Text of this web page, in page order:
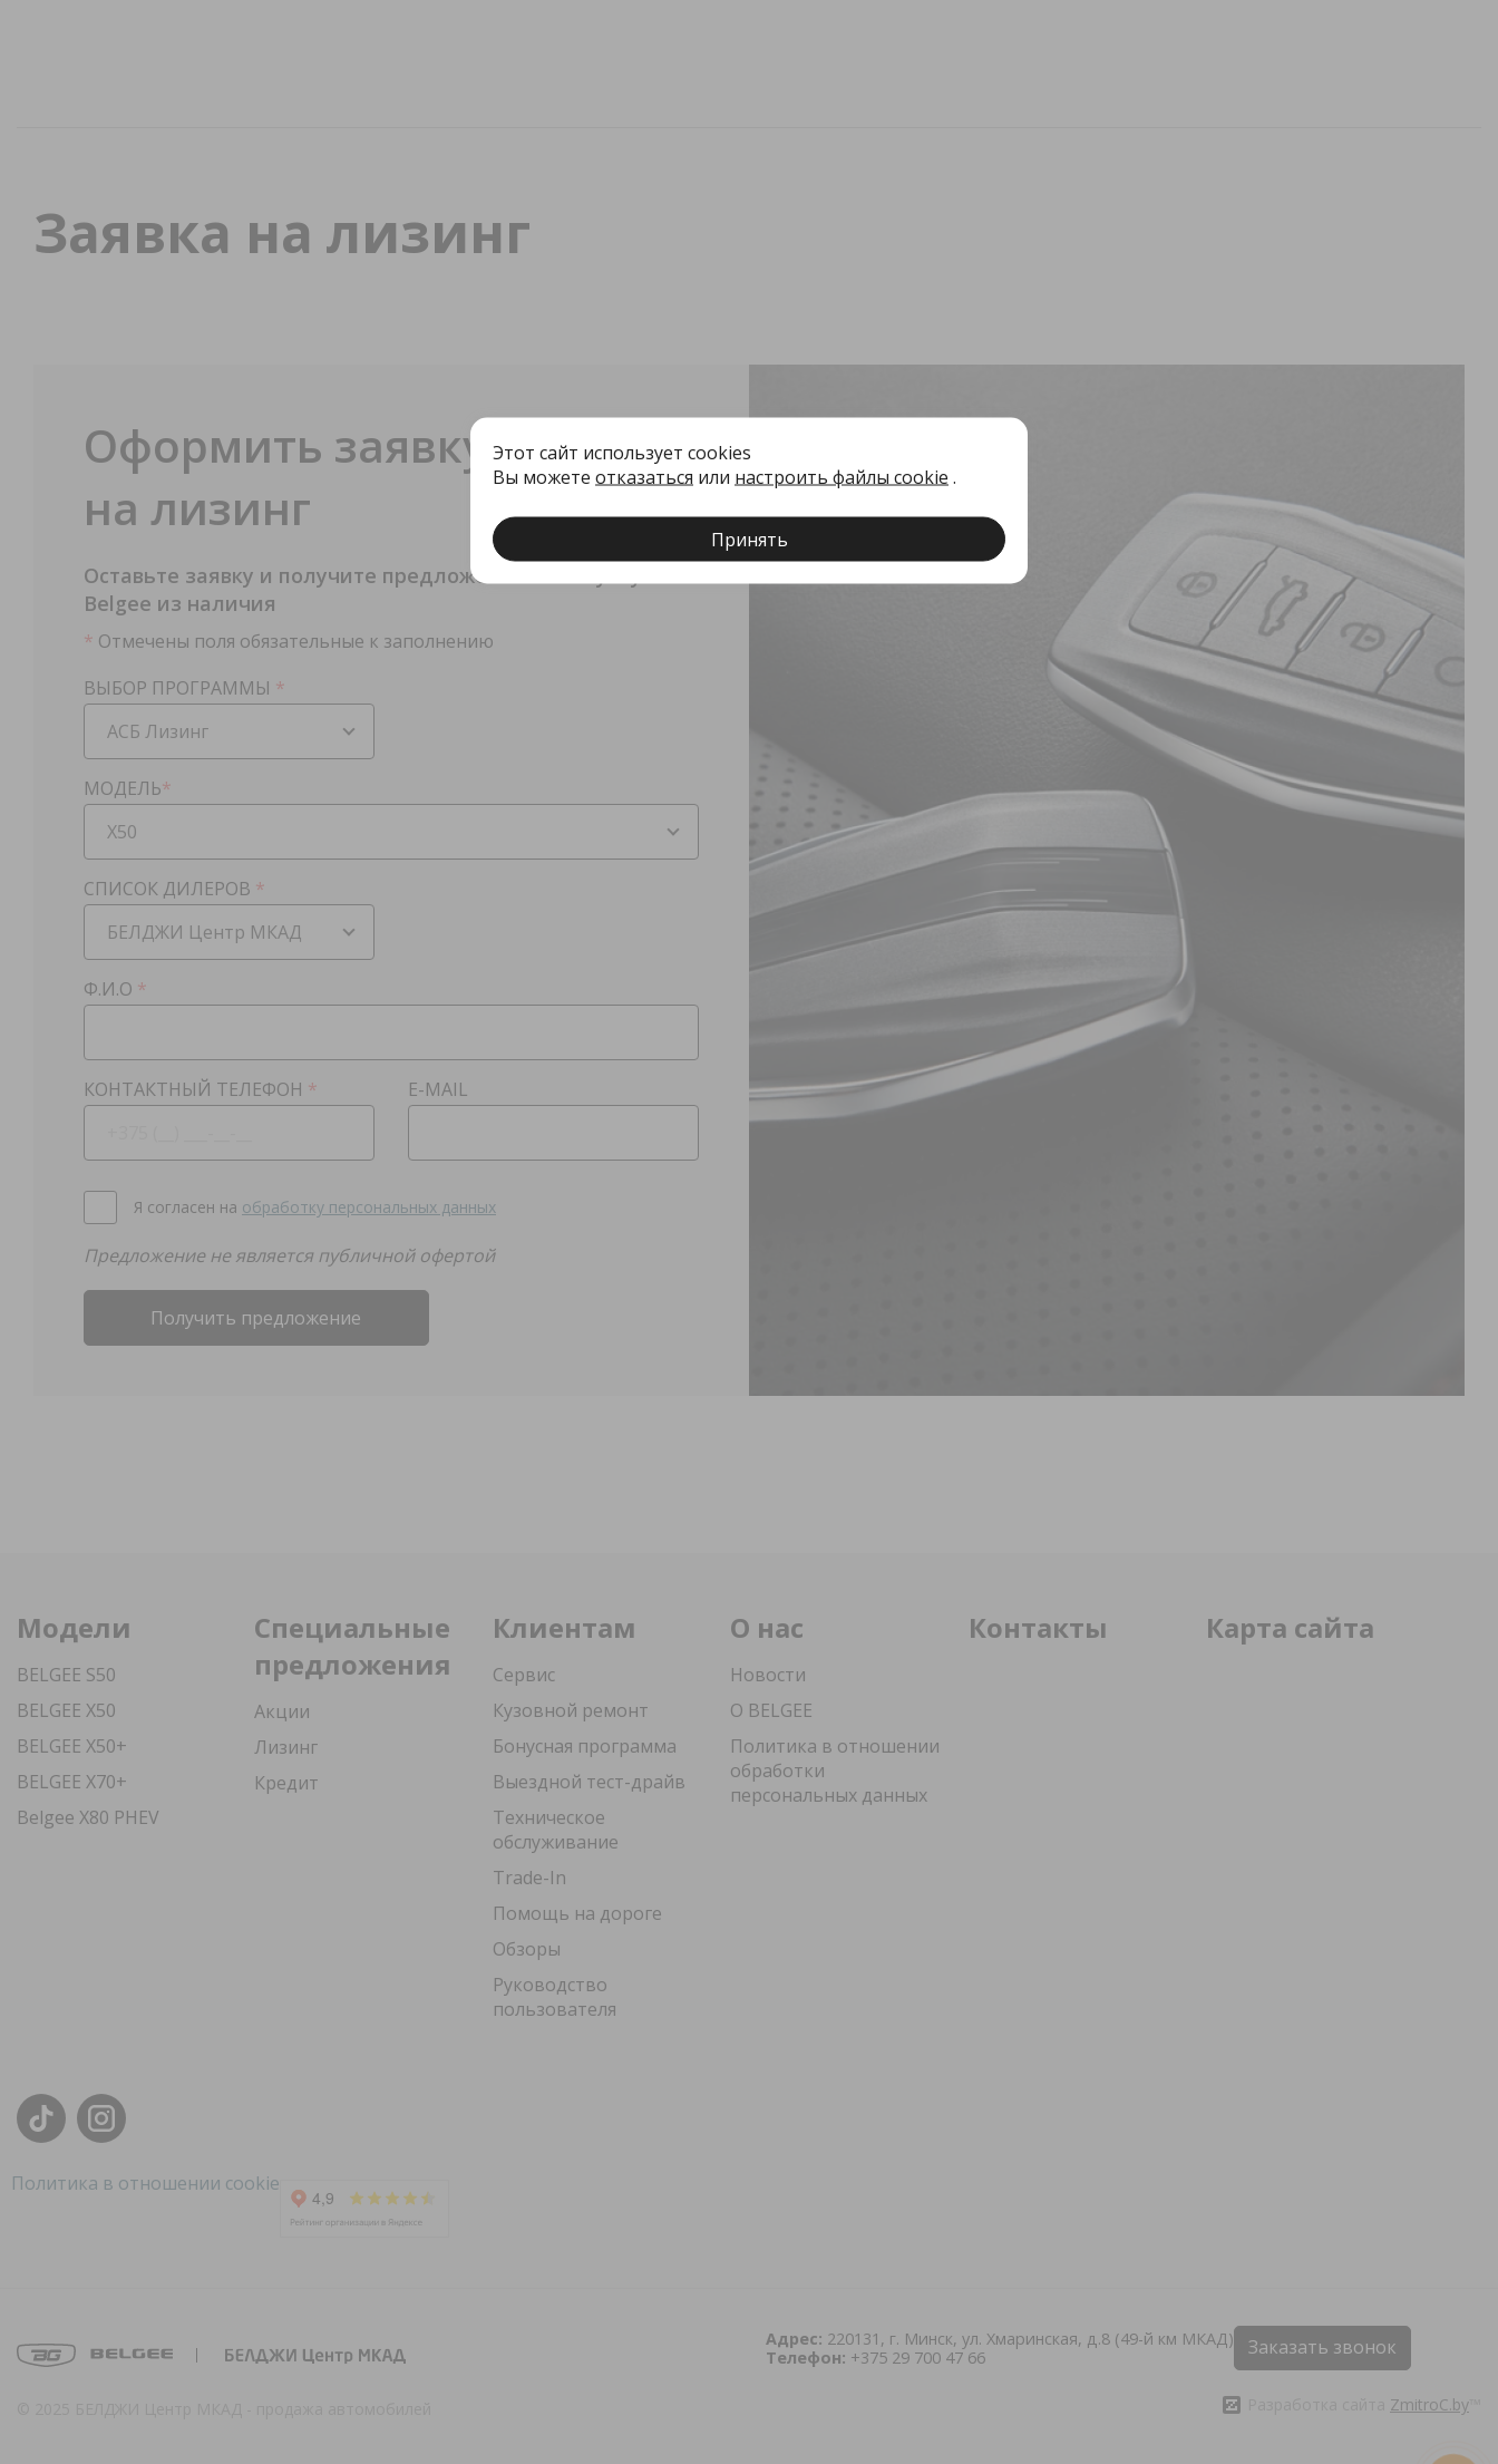
Заявка на лизинг
Оформить заявку
на лизинг
Оставьте заявку и получите предложение на покупку
Belgee из наличия
* Отмечены поля обязательные к заполнению
ВЫБОР ПРОГРАММЫ *
АСБ Лизинг
МОДЕЛЬ*
X50
СПИСОК ДИЛЕРОВ *
БЕЛДЖИ Центр МКАД
Ф.И.О *
КОНТАКТНЫЙ ТЕЛЕФОН * E-MAIL
Я согласен на обработку персональных данных
Предложение не является публичной офертой
Получить предложение
Модели
BELGEE S50
BELGEE X50
BELGEE X50+
BELGEE X70+
Belgee X80 PHEV
Специальные
предложения
Акции
Лизинг
Кредит
Клиентам
Сервис
Кузовной ремонт
Бонусная программа
Выездной тест-драйв
Техническое
обслуживание
Trade-In
Помощь на дороге
Обзоры
Руководство
пользователя
О нас
Новости
О BELGEE
Политика в отношении
обработки
персональных данных
Контакты Карта сайта
Политика в отношении cookie
Адрес: 220131, г. Минск, ул. Хмаринская, д.8 (49-й км МКАД)
Телефон: +375 29 700 47 66 Заказать звонок
ZmitroC.by
Этот сайт использует cookies
Вы можете отказаться или настроить файлы cookie .
Принять